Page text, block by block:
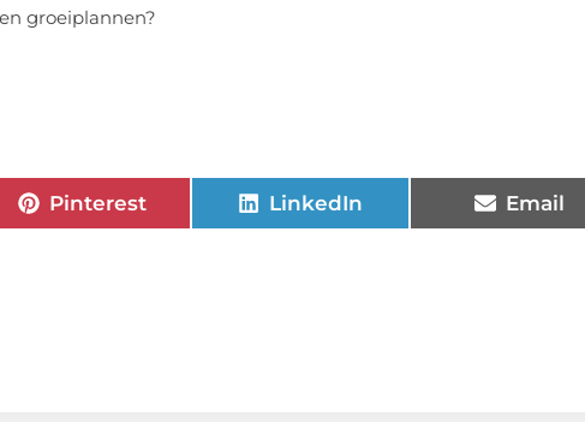
groeiplannen?
Pinterest LinkedIn Email